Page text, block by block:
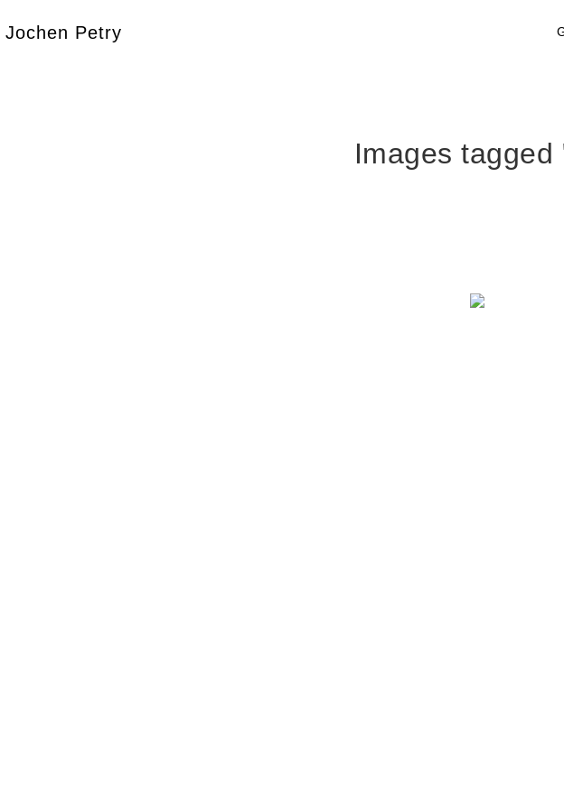
Jochen Petry
Images